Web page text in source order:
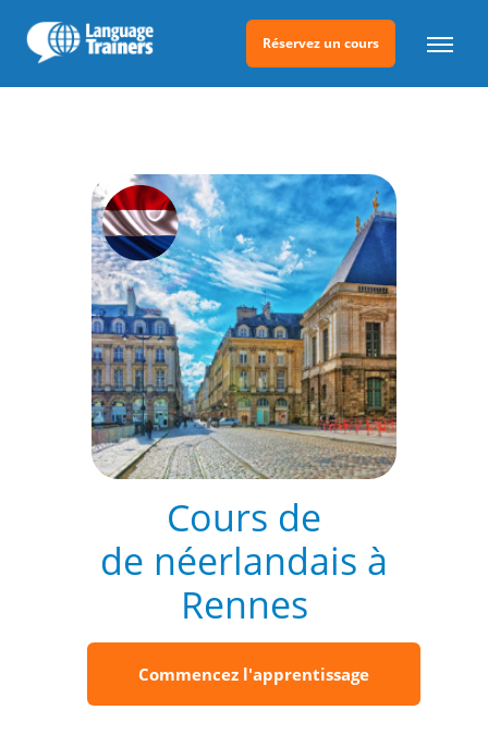
Réservez un cours
Cours de
de néerlandais à
Rennes
Commencez l'apprentissage